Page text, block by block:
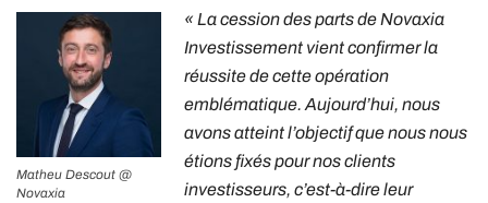
Matheu Descout @
Novaxia
« La cession des parts de Novaxia
Investissement vient confirmer la
réussite de cette opération
emblématique. Aujourd’hui, nous
avons atteint l’objectif que nous nous
étions fixés pour nos clients
investisseurs, c’est-à-dire leur